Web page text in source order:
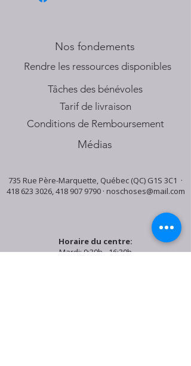
Nos fondements
​Rendre les ressources disponibles
Tâches des bénévoles
Tarif de livraison
Conditions de Remboursement
Médias
735 Rue Père-Marquette, Québec (QC) G1S 3C1 ·
418 623 3026,418 907 9790· noschoses@mail.com
Horaire du centre:
Mardi: 9:30h - 16:30h